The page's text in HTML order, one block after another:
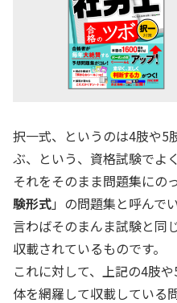
択一式、というのは4肢や5
ぶ、という、資格試験でよ
それをそのまま問題集にの
験形式」の問題集と呼んでい
言わばそのまんま試験と同
収載されているものです。
これに対して、上記の4肢
体を網羅して収載している